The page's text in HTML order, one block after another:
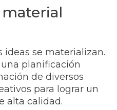
ideas se materializan.
planificación
de diversos
para lograr un
alta calidad.